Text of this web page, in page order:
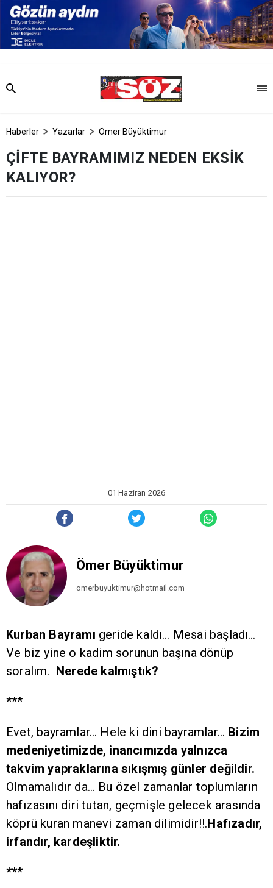
Haberler Yazarlar Ömer Büyüktimur
ÇİFTE BAYRAMIMIZ NEDEN EKSİK
KALIYOR?
01 Haziran 2026
Ömer Büyüktimur
omerbuyuktimur@hotmail.com
Kurban Bayramı geride kaldı… Mesai başladı…
Ve biz yine o kadim sorunun başına dönüp
soralım.
Nerede kalmıştık?
***
Evet, bayramlar… Hele ki dini bayramlar… Bizim
medeniyetimizde, inancımızda yalnızca
takvim yapraklarına sıkışmış günler değildir.
Olmamalıdır da… Bu özel zamanlar toplumların
hafızasını diri tutan, geçmişle gelecek arasında
köprü kuran manevi zaman dilimidir!!.Hafızadır,
irfandır, kardeşliktir.
***